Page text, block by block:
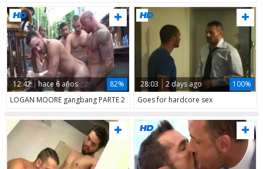
12:42 hace 6 años
82%
LOGAN MOORE gangbang PARTE 2
28:03 2 days ago
100%
Goes for hardcore sex